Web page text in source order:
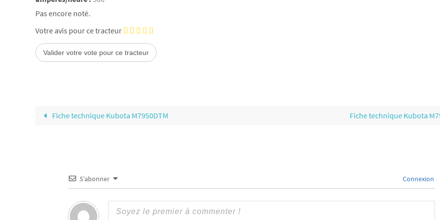
Pas encore noté.
Votre avis pour ce tracteur
Fiche technique Kubota M7950DTM Fiche technique Kubota
S’abonner Connexion